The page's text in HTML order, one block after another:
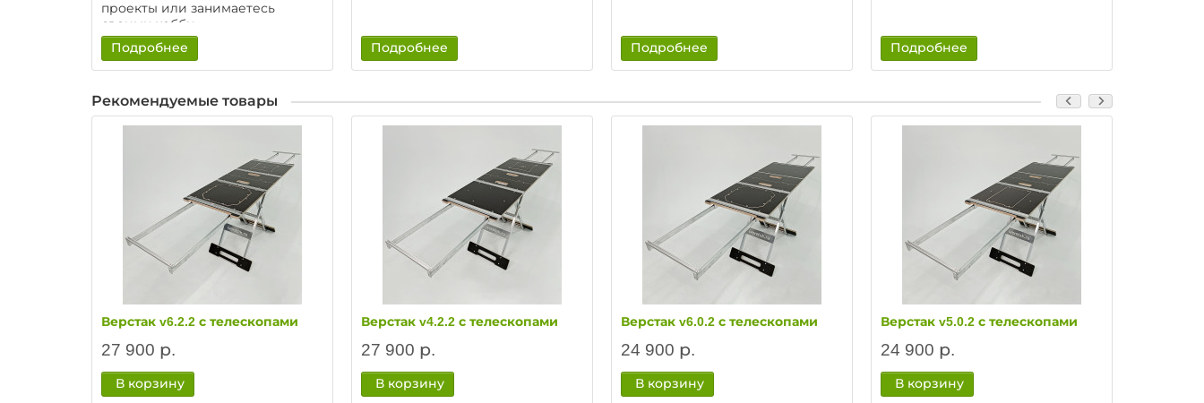
проекты или занимаетесь
своими хобби.
Подробнее
Подробнее Подробнее Подробнее
Рекомендуемые товары
Верстак v6.2.2 с телескопами
27 900 р.
В корзину
Верстак v4.2.2 с телескопами
27 900 р.
В корзину
Верстак v6.0.2 с телескопами
24 900 р.
В корзину
Верстак v5.0.2 с телескопами
24 900 р.
В корзину